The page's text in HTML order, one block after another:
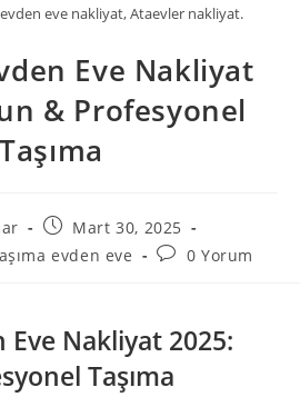
eve nakliyat, Ataevler nakliyat.
Eve Nakliyat
& Profesyonel
Taşıma
Mart 30, 2025
evden eve
0 Yorum
Eve Nakliyat 2025:
Taşıma